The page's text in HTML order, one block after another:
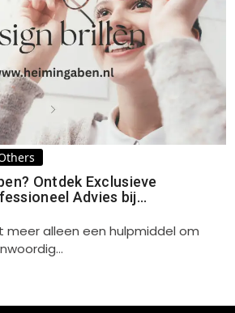
Ontdek Exclusieve
Advies bij…
meer alleen een hulpmiddel om